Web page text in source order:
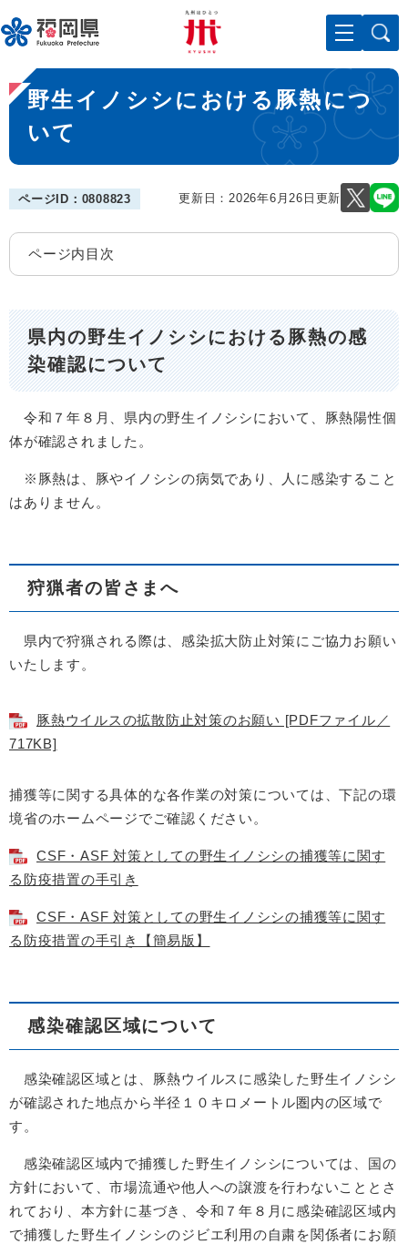
ー
ジ
先
頭
。
メニューを飛ばして本文へ
本
文
野生イノシシにおける豚熱につ
いて
ページID：0808823 更新日：2026年6月26日更新
ページ内目次
県内の野生イノシシにおける豚熱の感
染確認について
令和７年８月、県内の野生イノシシにおいて、豚熱陽性個
体が確認されました。
※豚熱は、豚やイノシシの病気であり、人に感染すること
はありません。
狩猟者の皆さまへ
県内で狩猟される際は、感染拡大防止対策にご協力お願い
いたします。
豚熱ウイルスの拡散防止対策のお願い [PDFファイル／
717KB]
捕獲等に関する具体的な各作業の対策については、下記の環
境省のホームページでご確認ください。
CSF・ASF 対策としての野生イノシシの捕獲等に関す
る防疫措置の手引き
CSF・ASF 対策としての野生イノシシの捕獲等に関す
る防疫措置の手引き【簡易版】
感染確認区域について
感染確認区域とは、豚熱ウイルスに感染した野生イノシシ
が確認された地点から半径１０キロメートル圏内の区域で
す。
感染確認区域内で捕獲した野生イノシシについては、国の
方針において、市場流通や他人への譲渡を行わないこととさ
れており、本方針に基づき、令和７年８月に感染確認区域内
で捕獲した野生イノシシのジビエ利用の自粛を関係者にお願